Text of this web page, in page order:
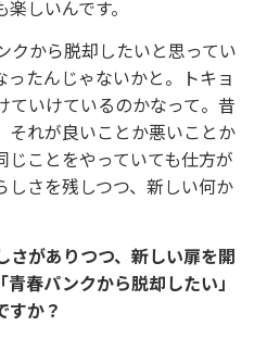
しいんです。
クから脱却したいと思ってい
ったんじゃないかと。トキョ
ていけているのかなって。昔
それが良いことか悪いことか
じことをやっていても仕方が
しさを残しつつ、新しい何か
がありつつ、新しい扉を開
春パンクから脱却したい」
すか？